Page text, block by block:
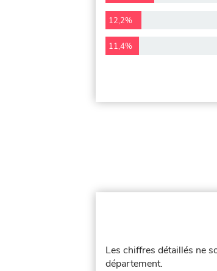
12,2%
11,4%
Les chiffres détaillés ne
département.